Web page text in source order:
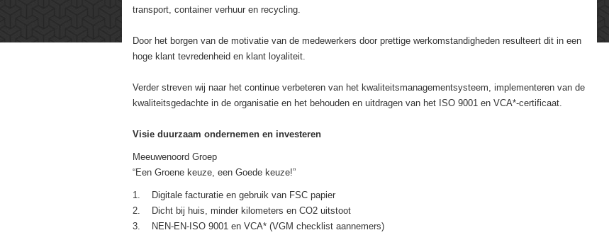
transport, container verhuur en recycling.
Door het borgen van de motivatie van de medewerkers door prettige werkomstandigheden resulteert dit in een
hoge klant tevredenheid en klant loyaliteit.
Verder streven wij naar het continue verbeteren van het kwaliteitsmanagementsysteem, implementeren van de
kwaliteitsgedachte in de organisatie en het behouden en uitdragen van het ISO 9001 en VCA*-certificaat.
Visie duurzaam ondernemen en investeren
Meeuwenoord Groep
“Een Groene keuze, een Goede keuze!”
1. Digitale facturatie en gebruik van FSC papier
2. Dicht bij huis, minder kilometers en CO2 uitstoot
3. NEN-EN-ISO 9001 en VCA* (VGM checklist aannemers)